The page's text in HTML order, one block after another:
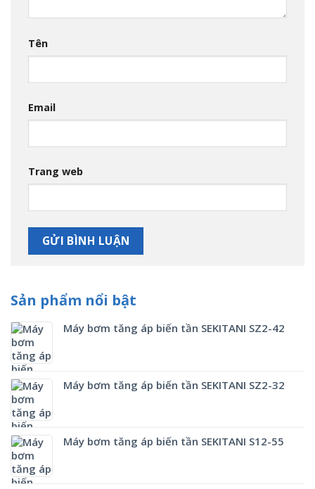
Tên
Email
Trang web
Sản phẩm nổi bật
Máy bơm tăng áp biến tần SEKITANI SZ2-42
Máy bơm tăng áp biến tần SEKITANI SZ2-32
Máy bơm tăng áp biến tần SEKITANI S12-55